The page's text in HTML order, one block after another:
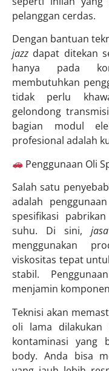
pelanggan cerdas.
Dengan bantuan
jazz dapat ditekan
hanya pada
membutuhkan
tidak perlu
gelondong
bagian modul
profesional adalah
Penggunaan Oli
Salah satu
adalah
spesifikasi
suhu. Di sini,
menggunakan
viskositas tepat
stabil.
menjamin
Teknisi akan
oli lama
kontaminasi yang
body. Anda bisa